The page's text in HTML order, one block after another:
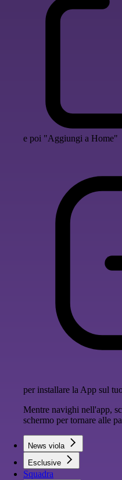
e poi "Aggiungi a Home"
per installare la App sul
Mentre navighi nell'app,
schermo per tornare alle
News viola
Esclusive
Squadra